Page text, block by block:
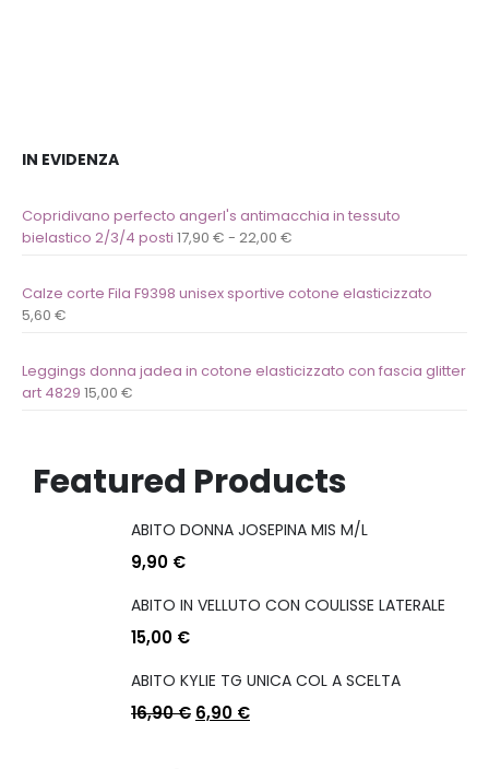
IN EVIDENZA
Copridivano perfecto angerl's antimacchia in tessuto
bielastico 2/3/4 posti 17,90 € - 22,00 €
Calze corte Fila F9398 unisex sportive cotone elasticizzato
5,60 €
Leggings donna jadea in cotone elasticizzato con fascia glitter
art 4829 15,00 €
Featured Products
ABITO DONNA JOSEPINA MIS M/L
9,90 €
ABITO IN VELLUTO CON COULISSE LATERALE
15,00 €
ABITO KYLIE TG UNICA COL A SCELTA
16,90€ 6,90 €